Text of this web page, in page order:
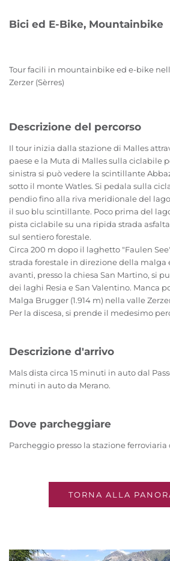
Bici ed E-Bike, Mountainbike
Tour facili in mountainbike ed e-bike
Zerzer (Sèrres)
Descrizione del percorso
Il tour inizia dalla stazione di Malles
paese e la Muta di Malles sulla ciclabile
sinistra si può vedere la scintillante
sotto il monte Watles. Si pedala sulla
pendio fino alla riva meridionale del
il suo blu scintillante. Poco prima del
pista ciclabile su una ripida strada
sul sentiero forestale.
Circa 200 m dopo il laghetto "Faulen
strada forestale in direzione della malga
avanti, presso la chiesa San Martino, si
dei laghi Resia e San Valentino. Manca
Malga Brugger (1.914 m) nella valle
Per la discesa, si prende il medesimo
Descrizione d'arrivo
Mals dista circa 15 minuti in auto dal
minuti in auto da Merano.
Dove parcheggiare
Parcheggio presso la stazione ferroviaria
TORNA ALLA